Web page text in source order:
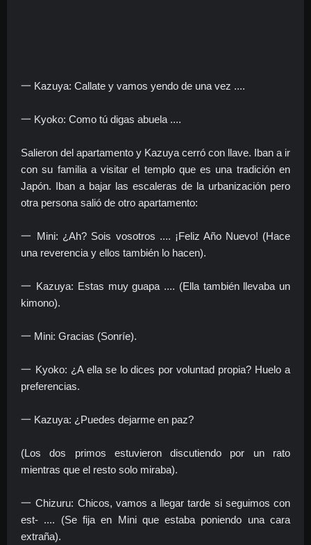
一 Kazuya: Callate y vamos yendo de una vez ....
一 Kyoko: Como tú digas abuela ....
Salieron del apartamento y Kazuya cerró con llave. Iban a ir
con su familia a visitar el templo que es una tradición en
Japón. Iban a bajar las escaleras de la urbanización pero
otra persona salió de otro apartamento:
一 Mini: ¿Ah? Sois vosotros .... ¡Feliz Año Nuevo! (Hace
una reverencia y ellos también lo hacen).
一 Kazuya: Estas muy guapa .... (Ella también llevaba un
kimono).
一 Mini: Gracias (Sonríe).
一 Kyoko: ¿A ella se lo dices por voluntad propia? Huelo a
preferencias.
一 Kazuya: ¿Puedes dejarme en paz?
(Los dos primos estuvieron discutiendo por un rato
mientras que el resto solo miraba).
一 Chizuru: Chicos, vamos a llegar tarde si seguimos con
est- .... (Se fija en Mini que estaba poniendo una cara
extraña).